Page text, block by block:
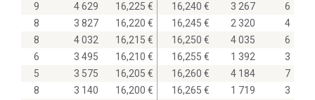
9
4 629
16,225
8
3 827
16,220
8
4 032
16,215
6
3 495
16,210
5
3 575
16,205
8
3 140
16,200
16,240
3 267
6
16,245
2 320
4
16,250
4 035
6
16,255
1 392
3
16,260
4 184
7
16,265
1 719
3